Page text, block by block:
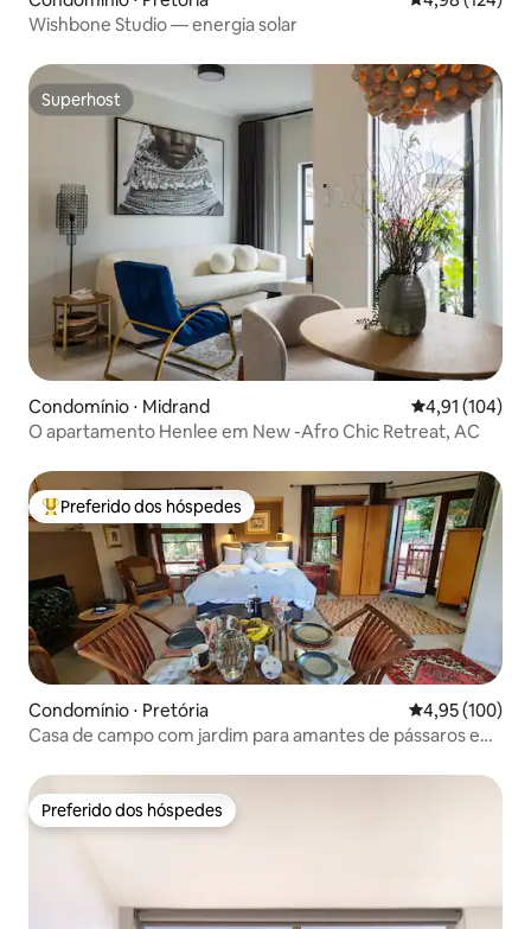
Wishbone Studio — energia solar
Superhost
Superhost
Condomínio ⋅ Midrand 4,91 de uma
4,91 (104)
O apartamento Henlee em New -Afro Chic Retreat, AC
Entre os melhores preferidos dos hóspedes
Preferido dos hóspedes
Condomínio ⋅ Pretória 4,95 de uma
4,95 (100)
Casa de campo com jardim para amantes de pássaros em
Preferido dos hóspedes
Preferido dos hóspedes